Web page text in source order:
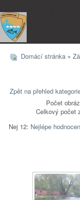
Domácí stránka »
Zpět na přehled
Počet
Celkový počet
Nej 12: Nejlépe